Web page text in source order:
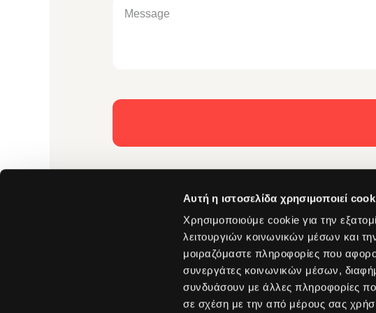
Αυτή η ιστοσελίδα χρησιμοποιεί
Χρησιμοποιούμε cookie για την
λειτουργιών κοινωνικών μέσων και
μοιραζόμαστε πληροφορίες που
συνεργάτες κοινωνικών μέσων,
συνδυάσουν με άλλες πληροφορίες
σε σχέση με την από μέρους σας
Solutions
ICT Solutions
Software & Cybersecurity
Data Center & Networking
Managed Services